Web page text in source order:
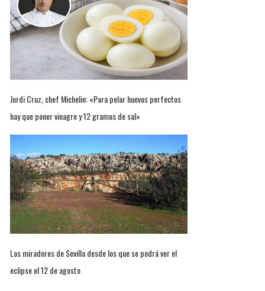
Jordi Cruz, chef Michelin: «Para pelar huevos perfectos
hay que poner vinagre y 12 gramos de sal»
Los miradores de Sevilla desde los que se podrá ver el
eclipse el 12 de agosto